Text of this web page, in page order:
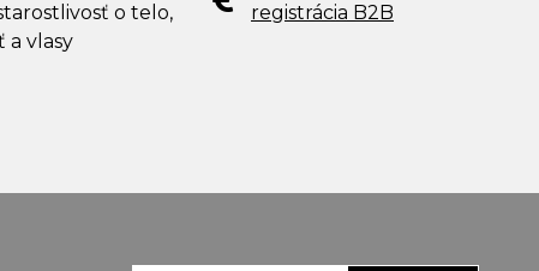
o telo,
a vlasy
registrácia B2B